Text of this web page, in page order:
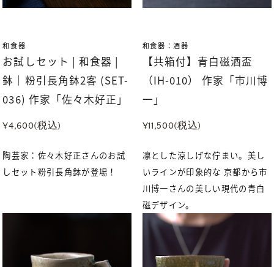
和食器
お試しセット | 和食器 |
鉢｜粉引長角鉢2客 (SET-
036) 作家「佐々木好正」
¥4,600(税込)
陶芸家：佐々木好正さんのお試
しセット粉引長角鉢が登場！
和食器：酒器
【共箱付】青白磁酒盃
（IH-010） 作家「市川博
一」
¥11,500(税込)
凛とした涼しげな佇まい。美し
いラインが印象的な 京都から市
川博一さんの美しい現代の青白
磁デザイン。